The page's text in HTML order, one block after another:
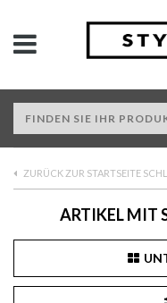
ZURÜCK ZUR STARTSEITE
ARTIKEL MIT